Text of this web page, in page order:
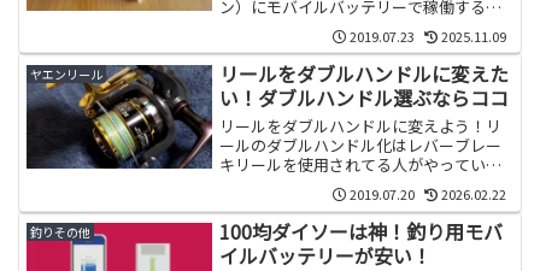
ン）にモバイルバッテリーで稼働する水
流ポンプを付けたので、使用感と共に、
壊れないモバイル...2019.07.23 2025.11.09
ヤエンリール
リールをダブルハンドルに変えた
い！ダブルハンドル選ぶならココ
リールをダブルハンドルに変えよう！リ
ールのダブルハンドル化はレバーブレー
キリールを使用されてる人がやっている
カスタマイズですね！私の知る所ではエ
ギングは基よりシ...2019.07.20 2026.02.22
釣りその他
100均ダイソーは神！釣り用モバ
イルバッテリーが安い！